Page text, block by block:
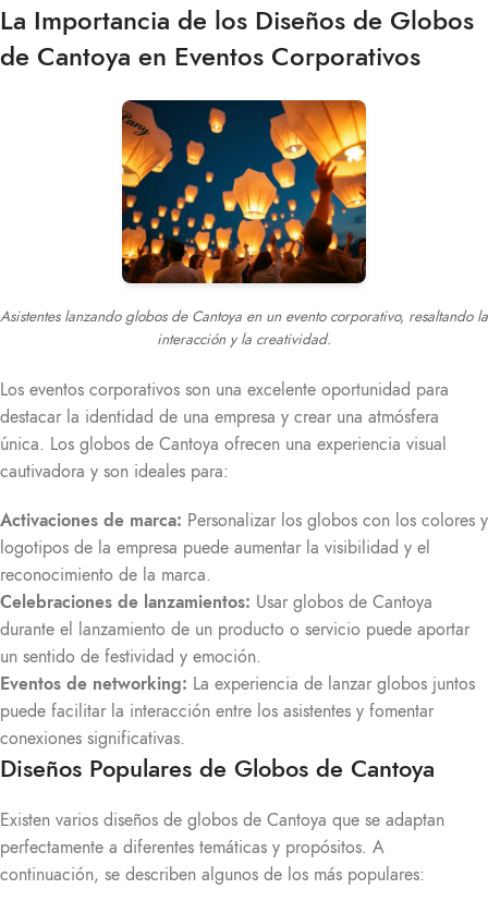
La Importancia de los Diseños de Globos
de Cantoya en Eventos Corporativos
Asistentes lanzando globos de Cantoya en un evento corporativo, resaltando la
interacción y la creatividad.
Los eventos corporativos son una excelente oportunidad para
destacar la identidad de una empresa y crear una atmósfera
única. Los globos de Cantoya ofrecen una experiencia visual
cautivadora y son ideales para:
Activaciones de marca: Personalizar los globos con los colores y
logotipos de la empresa puede aumentar la visibilidad y el
reconocimiento de la marca.
Celebraciones de lanzamientos: Usar globos de Cantoya
durante el lanzamiento de un producto o servicio puede aportar
un sentido de festividad y emoción.
Eventos de networking: La experiencia de lanzar globos juntos
puede facilitar la interacción entre los asistentes y fomentar
conexiones significativas.
Diseños Populares de Globos de Cantoya
Existen varios diseños de globos de Cantoya que se adaptan
perfectamente a diferentes temáticas y propósitos. A
continuación, se describen algunos de los más populares: